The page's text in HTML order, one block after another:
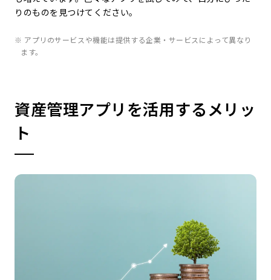
りのものを見つけてください。
※ アプリのサービスや機能は提供する企業・サービスによって異なり
ます。
資産管理アプリを活用するメリッ
ト